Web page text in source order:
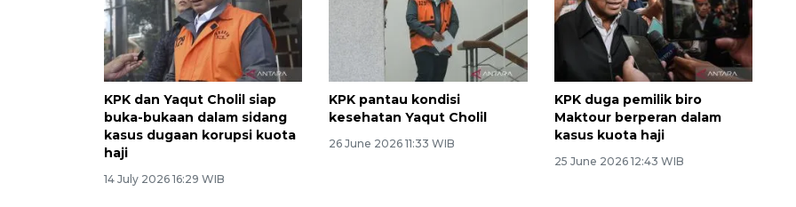
KPK dan Yaqut Cholil siap
buka-bukaan dalam sidang
kasus dugaan korupsi kuota
haji
14 July 2026 16:29 WIB
KPK pantau kondisi
kesehatan Yaqut Cholil
26 June 2026 11:33 WIB
KPK duga pemilik biro
Maktour berperan dalam
kasus kuota haji
25 June 2026 12:43 WIB